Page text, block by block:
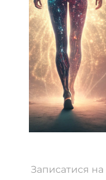
Записатися на